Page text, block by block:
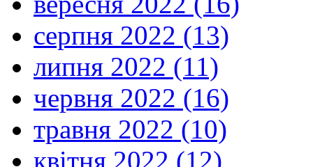
серпня 2022 (13)
липня 2022 (11)
червня 2022 (16)
травня 2022 (10)
квітня 2022 (12)